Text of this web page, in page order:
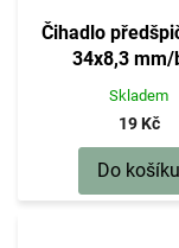
Čihadlo
34x8,3 mm/
Skladem
19 Kč
Do košíku